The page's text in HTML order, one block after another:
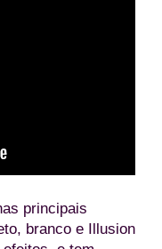
principais
branco e Illusion